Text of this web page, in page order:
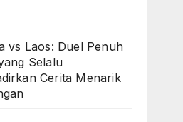
vs Laos: Duel Penuh
Selalu
Cerita Menarik